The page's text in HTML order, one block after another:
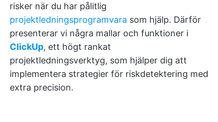
risker när du har pålitlig
projektledningsprogramvara som hjälp. Därför
presenterar vi några mallar och funktioner i
ClickUp, ett högt rankat
projektledningsverktyg, som hjälper dig att
implementera strategier för riskdetektering med
extra precision.